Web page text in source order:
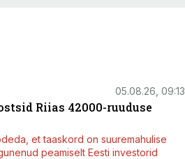
05.08.26, 09:13
Riias 42000-ruuduse
et taaskord on suuremahulise
peamiselt Eesti investorid